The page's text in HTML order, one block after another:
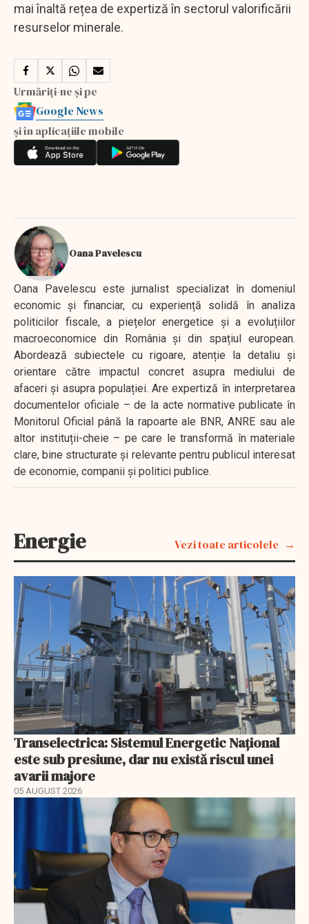
mai înaltă rețea de expertiză în sectorul valorificării
resurselor minerale.
Urmăriți-ne și pe
Google News
și în aplicațiile mobile
Oana Pavelescu
Oana Pavelescu este jurnalist specializat în domeniul
economic și financiar, cu experiență solidă în analiza
politicilor fiscale, a piețelor energetice și a evoluțiilor
macroeconomice din România și din spațiul european.
Abordează subiectele cu rigoare, atenție la detaliu și
orientare către impactul concret asupra mediului de
afaceri și asupra populației. Are expertiză în interpretarea
documentelor oficiale – de la acte normative publicate în
Monitorul Oficial până la rapoarte ale BNR, ANRE sau ale
altor instituții-cheie – pe care le transformă în materiale
clare, bine structurate și relevante pentru publicul interesat
de economie, companii și politici publice.
Energie Vezi toate articolele
Transelectrica: Sistemul Energetic Național
este sub presiune, dar nu există riscul unei
avarii majore
05 AUGUST 2026